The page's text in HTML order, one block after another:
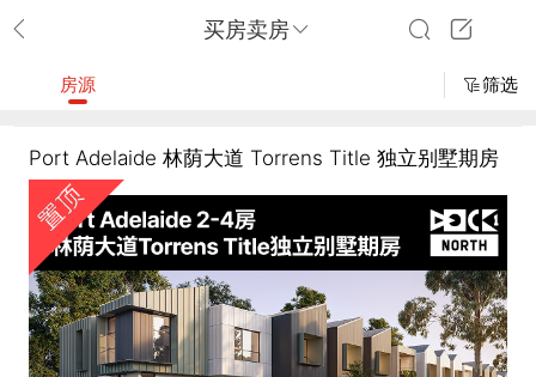
买房卖房
房源 筛选
Port Adelaide 林荫大道 Torrens Title 独立别墅期房